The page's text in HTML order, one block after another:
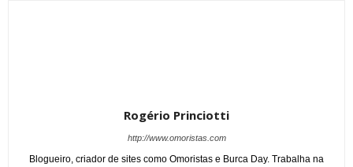
Rogério Princiotti
http://www.omoristas.com
Blogueiro, criador de sites como Omoristas e Burca Day. Trabalha na